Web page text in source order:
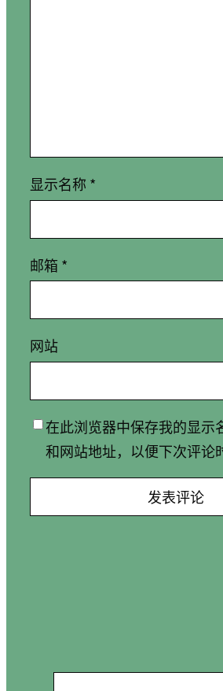
显示名称 *
邮箱 *
网站
在此浏览器中保存我的显示
和网站地址，以便下次评论